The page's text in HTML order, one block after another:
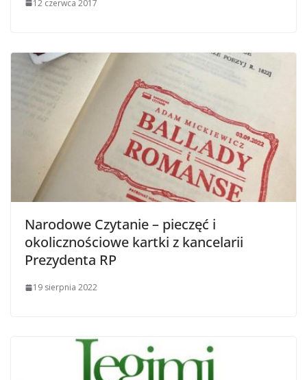
12 czerwca 2017
Narodowe Czytanie – pieczęć i
okolicznościowe kartki z kancelarii
Prezydenta RP
19 sierpnia 2022